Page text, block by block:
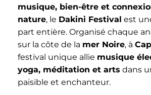
musique, bien-être et
nature, le Dakini Festival est
part entière. Organisé chaque
sur la côte de la mer Noire, à
festival unique allie musique
yoga, méditation et arts dans
paisible et enchanteur.